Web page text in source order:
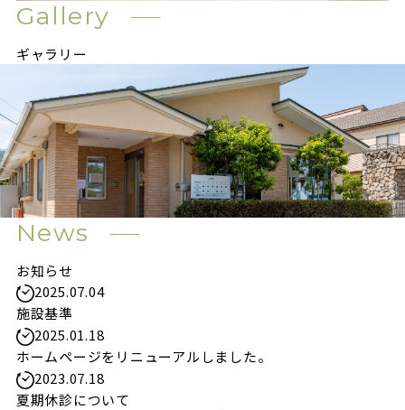
Gallery
ギャラリー
News
お知らせ
2025.07.04
施設基準
2025.01.18
ホームページをリニューアルしました。
2023.07.18
夏期休診について